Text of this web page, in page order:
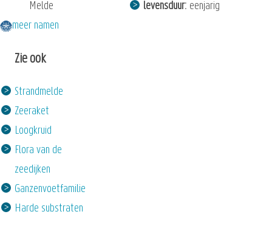
Melde
meer namen
levensduur eenjarig
Zie ook
Strandmelde
Zeeraket
Loogkruid
Flora van de
zeedijken
Ganzenvoetfamilie
Harde substraten